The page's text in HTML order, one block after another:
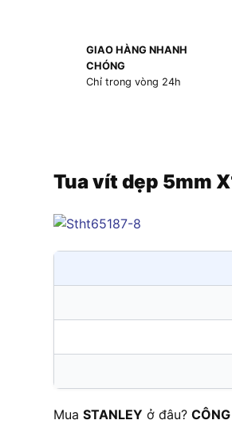
GIAO HÀNG NHANH
CHÓNG
Chỉ trong vòng 24h
Tua vít dẹp 5mm
Mua STANLEY ở đâu?